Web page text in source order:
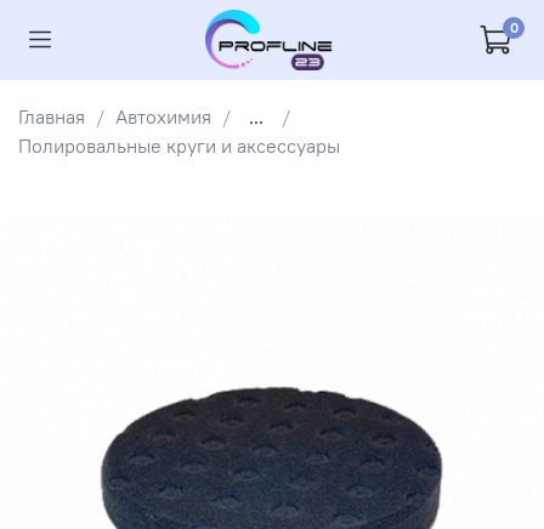
0
Главная Автохимия
...
Полировальные круги и аксессуары